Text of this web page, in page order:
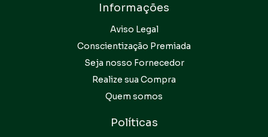
Informações
Aviso Legal
Conscientização Premiada
Seja nosso Fornecedor
Realize sua Compra
Quem somos
Políticas